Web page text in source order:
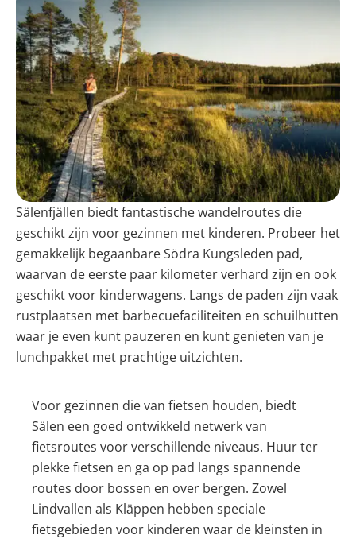
Sälenfjällen biedt fantastische wandelroutes die
geschikt zijn voor gezinnen met kinderen. Probeer het
gemakkelijk begaanbare Södra Kungsleden pad,
waarvan de eerste paar kilometer verhard zijn en ook
geschikt voor kinderwagens. Langs de paden zijn vaak
rustplaatsen met barbecuefaciliteiten en schuilhutten
waar je even kunt pauzeren en kunt genieten van je
lunchpakket met prachtige uitzichten.
Voor gezinnen die van fietsen houden, biedt
Sälen een goed ontwikkeld netwerk van
fietsroutes voor verschillende niveaus. Huur ter
plekke fietsen en ga op pad langs spannende
routes door bossen en over bergen. Zowel
Lindvallen als Kläppen hebben speciale
fietsgebieden voor kinderen waar de kleinsten in